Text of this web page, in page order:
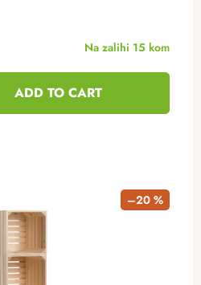
Na zalihi 15 kom
ADD TO CART
–20 %